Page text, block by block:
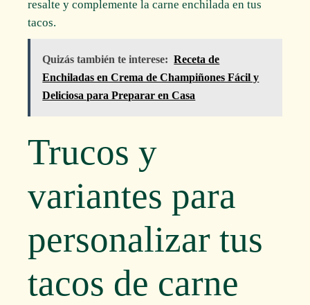
resalte y complemente la carne enchilada en tus
tacos.
Quizás también te interese: Receta de
Enchiladas en Crema de Champiñones Fácil y
Deliciosa para Preparar en Casa
Trucos y
variantes para
personalizar tus
tacos de carne